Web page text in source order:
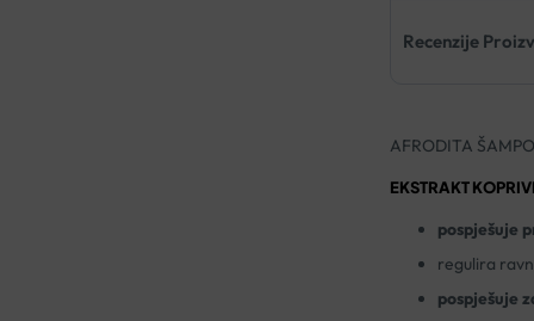
Recenzije
AFRODITA
EKSTRAKT
pospješuje
regulira
pospješuje